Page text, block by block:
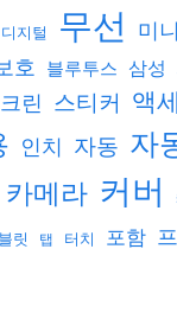
디지털 무선 미니
호 블루투스 삼성
린 스티커 액
인치 자동 자
카메라 커버
릿 탭 터치 포함